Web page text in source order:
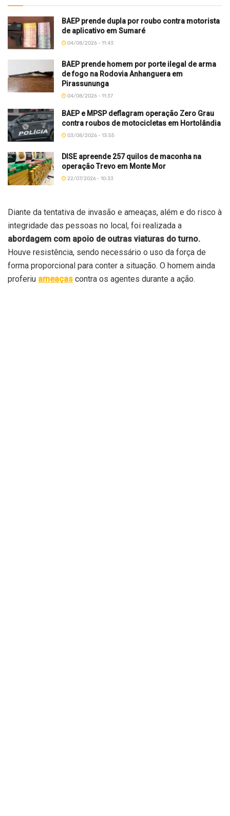
BAEP prende dupla por roubo contra motorista
de aplicativo em Sumaré
04/08/2026 - 11:43
BAEP prende homem por porte ilegal de arma
de fogo na Rodovia Anhanguera em
Pirassununga
04/08/2026 - 11:37
BAEP e MPSP deflagram operação Zero Grau
contra roubos de motocicletas em Hortolândia
03/08/2026 - 13:55
DISE apreende 257 quilos de maconha na
operação Trevo em Monte Mor
22/07/2026 - 10:33
Diante da tentativa de invasão e ameaças, além e do risco à
integridade das pessoas no local, foi realizada a
abordagem com apoio de outras viaturas do turno.
Houve resistência, sendo necessário o uso da força de
forma proporcional para conter a situação. O homem ainda
proferiu ameaças contra os agentes durante a ação.